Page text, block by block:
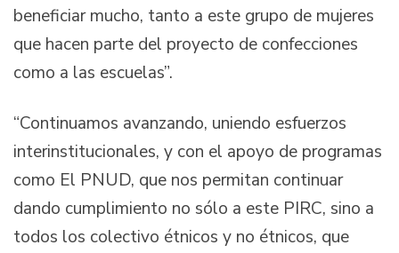
beneficiar mucho, tanto a este grupo de mujeres
que hacen parte del proyecto de confecciones
como a las escuelas”.
“Continuamos avanzando, uniendo esfuerzos
interinstitucionales, y con el apoyo de programas
como El PNUD, que nos permitan continuar
dando cumplimiento no sólo a este PIRC, sino a
todos los colectivo étnicos y no étnicos, que